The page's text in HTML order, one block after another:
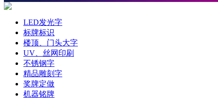
LED发光字
标牌标识
楼顶、门头大字
UV、丝网印刷
不锈钢字
精品雕刻字
奖牌定做
机器铭牌